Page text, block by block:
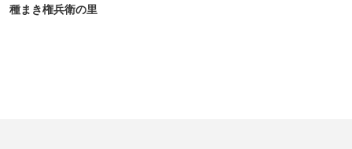
種まき権兵衛の里